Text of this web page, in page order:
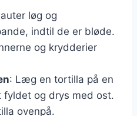
løg og
indtil de er bløde.
og krydderier
: Læg en tortilla på en
og drys med ost.
ovenpå.